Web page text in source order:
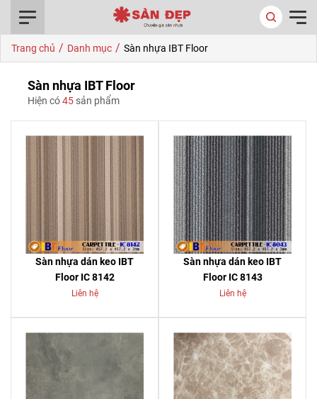
Trang chủ / Danh mục / Sàn nhựa IBT Floor
Sàn nhựa IBT Floor
Hiện có45 sản phẩm
Sàn nhựa dán keo IBT
Floor IC 8142
Liên hệ
Sàn nhựa dán keo IBT
Floor IC 8143
Liên hệ